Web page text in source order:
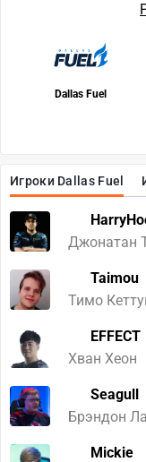
Игроки Dallas Fuel
Джонатан
Taimou
Тимо
EFFECT
Хван Хеон
Seagull
Брэндон
Mickie
Dallas Fuel